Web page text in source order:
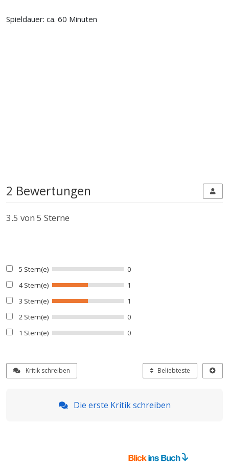
Spieldauer: ca. 60 Minuten
2 Bewertungen
3.5 von 5 Sterne
5 Stern(e)
0
4 Stern(e)
1
3 Stern(e)
1
2 Stern(e)
0
1 Stern(e)
0
Kritik schreiben Beliebteste
Die erste Kritik schreiben